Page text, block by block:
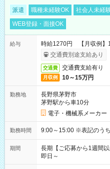
派遣 職種未経験OK 社会人未経
WEB登録・面接OK
給与
時給1270円 【月収例】
交通費別途支給あり
交通費 交通費支給有り
月収例 10～15万円
勤務地
長野県茅野市
茅野駅から車10分
電子・機械系メーカー
勤務時間 9:00～15:00 ※表
期間
長期【ご応募から1週間
即日～